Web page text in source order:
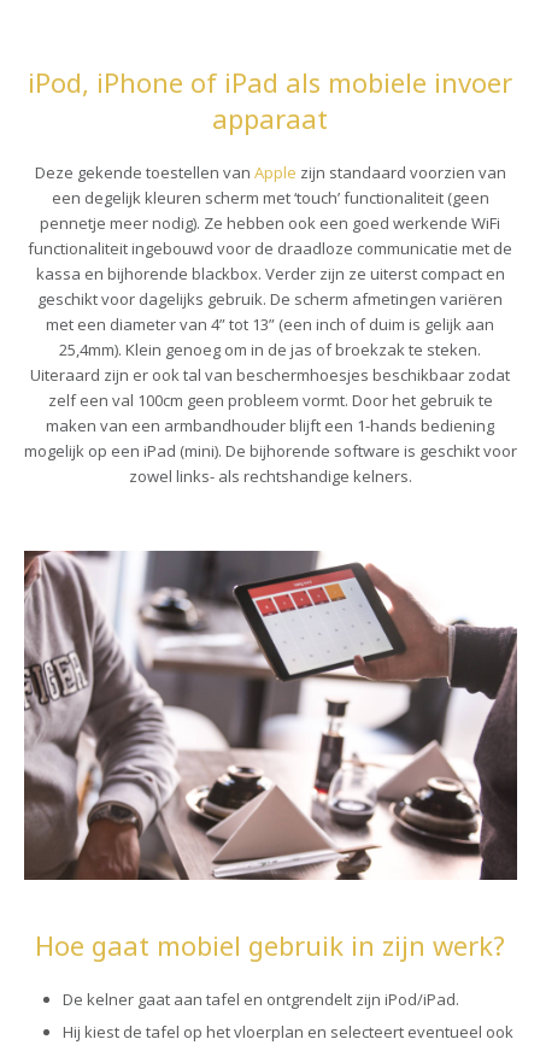
iPod, iPhone of iPad als mobiele invoer
apparaat
Deze gekende toestellen van Apple zijn standaard voorzien van
een degelijk kleuren scherm met ‘touch’ functionaliteit (geen
pennetje meer nodig). Ze hebben ook een goed werkende WiFi
functionaliteit ingebouwd voor de draadloze communicatie met de
kassa en bijhorende blackbox. Verder zijn ze uiterst compact en
geschikt voor dagelijks gebruik. De scherm afmetingen variëren
met een diameter van 4” tot 13” (een inch of duim is gelijk aan
25,4mm). Klein genoeg om in de jas of broekzak te steken.
Uiteraard zijn er ook tal van beschermhoesjes beschikbaar zodat
zelf een val 100cm geen probleem vormt. Door het gebruik te
maken van een armbandhouder blijft een 1-hands bediening
mogelijk op een iPad (mini). De bijhorende software is geschikt voor
zowel links- als rechtshandige kelners.
Hoe gaat mobiel gebruik in zijn werk?
De kelner gaat aan tafel en ontgrendelt zijn iPod/iPad.
Hij kiest de tafel op het vloerplan en selecteert eventueel ook